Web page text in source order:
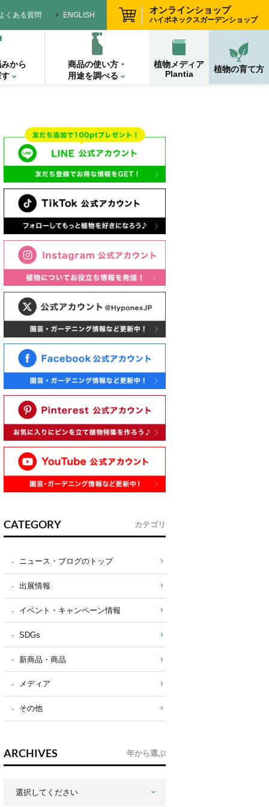
から
商品の使い方・
用途を調べる
植物メディア
Plantia
植物の育て方
くある質問 ENGLISH
オンラインショップ
ハイポネックスガーデンショップ
CATEGORY カテゴリ
ニュース・ブログのトップ
出展情報
イベント・キャンペーン情報
SDGs
新商品・商品
メディア
その他
ARCHIVES 年から選ぶ